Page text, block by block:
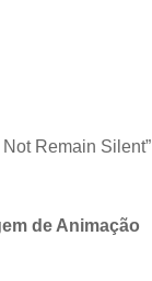
Remain Silent”
de Animação